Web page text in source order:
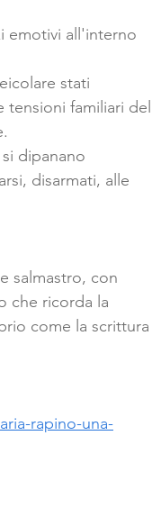
emotivi all'interno
stati
familiari del
dipanano
disarmati, alle
salmastro, con
che ricorda la
come la scrittura
rapino-una-